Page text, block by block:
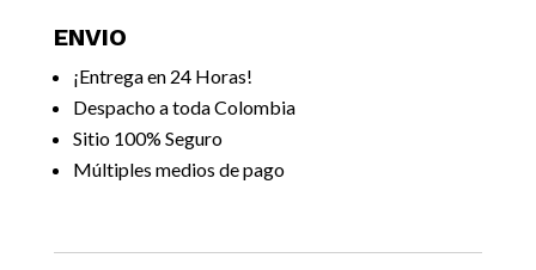
ENVIO
¡Entrega en 24 Horas!
Despacho a toda Colombia
Sitio 100% Seguro
Múltiples medios de pago